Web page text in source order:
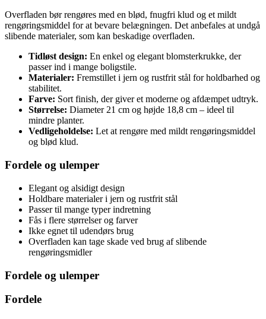
Overfladen bør rengøres med en blød, fnugfri klud og et mildt
rengøringsmiddel for at bevare belægningen. Det anbefales at undgå
slibende materialer, som kan beskadige overfladen.
Tidløst design: En enkel og elegant blomsterkrukke, der
passer ind i mange boligstile.
Materialer: Fremstillet i jern og rustfrit stål for holdbarhed og
stabilitet.
Farve: Sort finish, der giver et moderne og afdæmpet udtryk.
Størrelse: Diameter 21 cm og højde 18,8 cm – ideel til
mindre planter.
Vedligeholdelse: Let at rengøre med mildt rengøringsmiddel
og blød klud.
Fordele og ulemper
Elegant og alsidigt design
Holdbare materialer i jern og rustfrit stål
Passer til mange typer indretning
Fås i flere størrelser og farver
Ikke egnet til udendørs brug
Overfladen kan tage skade ved brug af slibende
rengøringsmidler
Fordele og ulemper
Fordele